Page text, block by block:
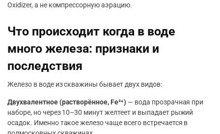
Oxidizer, а не компрессорную аэрацию.
Что происходит когда в воде
много железа: признаки и
последствия
Железо в воде из скважины бывает двух видов:
Двухвалентное (растворённое, Fe²⁺) — вода прозрачная при
наборе, но через 10–30 минут желтеет и выпадает рыжий
осадок. Именно такое железо чаще всего встречается в